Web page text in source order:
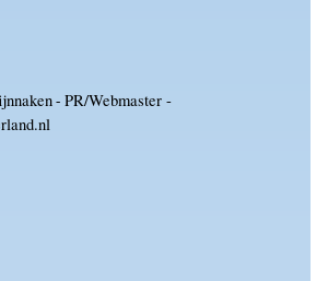
- PR/Webmaster -